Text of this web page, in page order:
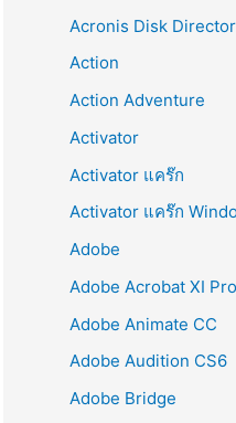
Acronis Disk Director
Action
Action Adventure
Activator
Activator แคร๊ก
Activator แคร๊ก
Adobe
Adobe Acrobat XI Pro
Adobe Animate CC
Adobe Audition CS6
Adobe Bridge